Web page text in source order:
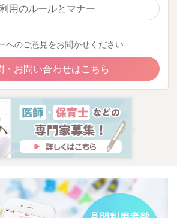
～130g
しみ」というより、「補食」の意味合い
で足りないエネルギーや栄養を補う目的
用のルールとマナー
へのご意見をお聞かせください
・お問い合わせはこちら